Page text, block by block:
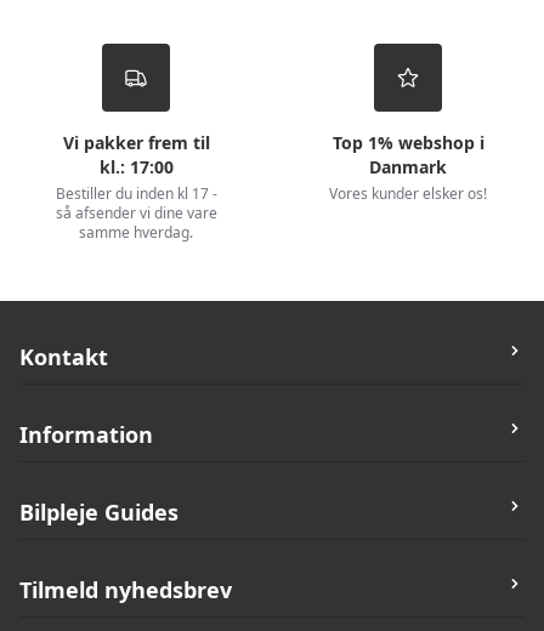
Vi pakker frem til
kl.: 17:00
Bestiller du inden kl 17 -
så afsender vi dine vare
samme hverdag.
Top 1% webshop i
Danmark
Vores kunder elsker os!
Kontakt
Telefon: 42171742
CVR:39712636
Information
Bilpleje Guides
Tilmeld nyhedsbrev